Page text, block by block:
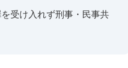
受け入れず刑事・民事共